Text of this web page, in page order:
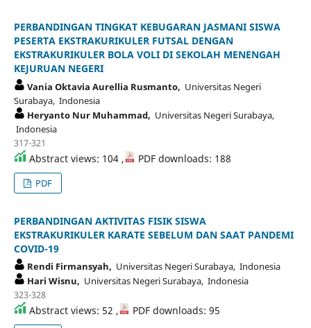
PERBANDINGAN TINGKAT KEBUGARAN JASMANI SISWA
PESERTA EKSTRAKURIKULER FUTSAL DENGAN
EKSTRAKURIKULER BOLA VOLI DI SEKOLAH MENENGAH
KEJURUAN NEGERI
Vania Oktavia Aurellia Rusmanto, Universitas Negeri
Surabaya, Indonesia
Heryanto Nur Muhammad, Universitas Negeri Surabaya,
Indonesia
317-321
Abstract views: 104 , PDF downloads: 188
PDF
PERBANDINGAN AKTIVITAS FISIK SISWA
EKSTRAKURIKULER KARATE SEBELUM DAN SAAT PANDEMI
COVID-19
Rendi Firmansyah, Universitas Negeri Surabaya, Indonesia
Hari Wisnu, Universitas Negeri Surabaya, Indonesia
323-328
Abstract views: 52 , PDF downloads: 95